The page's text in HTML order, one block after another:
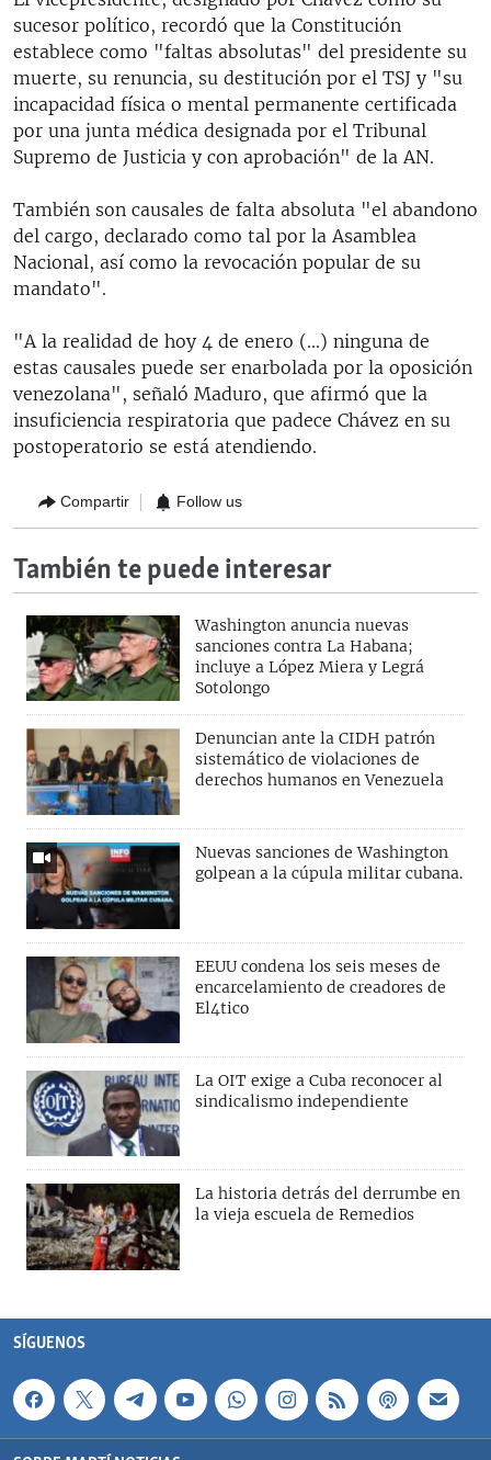
sucesor político, recordó que la Constitución
establece como "faltas absolutas" del presidente su
muerte, su renuncia, su destitución por el TSJ y "su
incapacidad física o mental permanente certificada
por una junta médica designada por el Tribunal
Supremo de Justicia y con aprobación" de la AN.
También son causales de falta absoluta "el abandono
del cargo, declarado como tal por la Asamblea
Nacional, así como la revocación popular de su
mandato".
"A la realidad de hoy 4 de enero (...) ninguna de
estas causales puede ser enarbolada por la oposición
venezolana", señaló Maduro, que afirmó que la
insuficiencia respiratoria que padece Chávez en su
postoperatorio se está atendiendo.
Compartir Follow us
También te puede interesar
Washington anuncia nuevas
sanciones contra La Habana;
incluye a López Miera y Legrá
Sotolongo
Denuncian ante la CIDH patrón
sistemático de violaciones de
derechos humanos en Venezuela
Nuevas sanciones de Washington
golpean a la cúpula militar cubana.
EEUU condena los seis meses de
encarcelamiento de creadores de
El4tico
La OIT exige a Cuba reconocer al
sindicalismo independiente
La historia detrás del derrumbe en
la vieja escuela de Remedios
SÍGUENOS